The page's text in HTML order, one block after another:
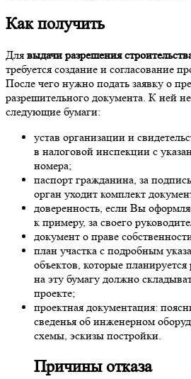
Как получить
Для выдачи разрешения
требуется создание и согласование
После чего нужно подать заявку о
разрешительного документа. К ней
следующие бумаги:
устав организации и
в налоговой инспекции с
номера;
паспорт гражданина, за
орган уходит комплект
доверенность, если Вы
к примеру, за своего
документ о праве
план участка с подробным
объектов, которые планируется
на эту бумагу должно
проекте;
проектная документация:
сведенья об инженерном
схемы, эскизы постройки.
Причины отказа